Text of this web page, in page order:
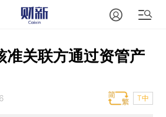
准关联方通过资管产
T中